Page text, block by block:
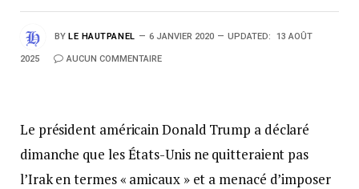
BY LE HAUTPANEL 6 JANVIER 2020 UPDATED: 13 AOÛT
2025 AUCUN COMMENTAIRE
Le président américain Donald Trump a déclaré
dimanche que les États-Unis ne quitteraient pas
l’Irak en termes « amicaux » et a menacé d’imposer